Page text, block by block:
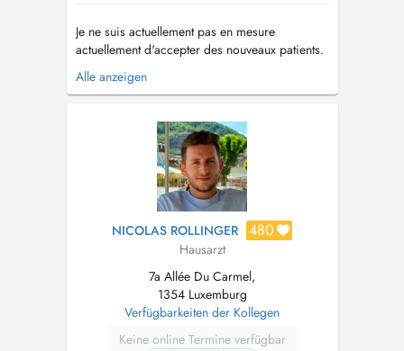
Je ne suis actuellement pas en mesure
actuellement d'accepter des nouveaux patients.
En cas de rendez-vous non respecté et non
annulé deux heures à l'avance le prix d'une
Vous êtes déjà patient? Votre nom, prénom et
date de naissance sont suffis...
Alle anzeigen
NICOLAS ROLLINGER 480
Hausarzt
7a Allée Du Carmel,
1354 Luxemburg
Verfügbarkeiten der Kollegen
Keine online Termine verfügbar